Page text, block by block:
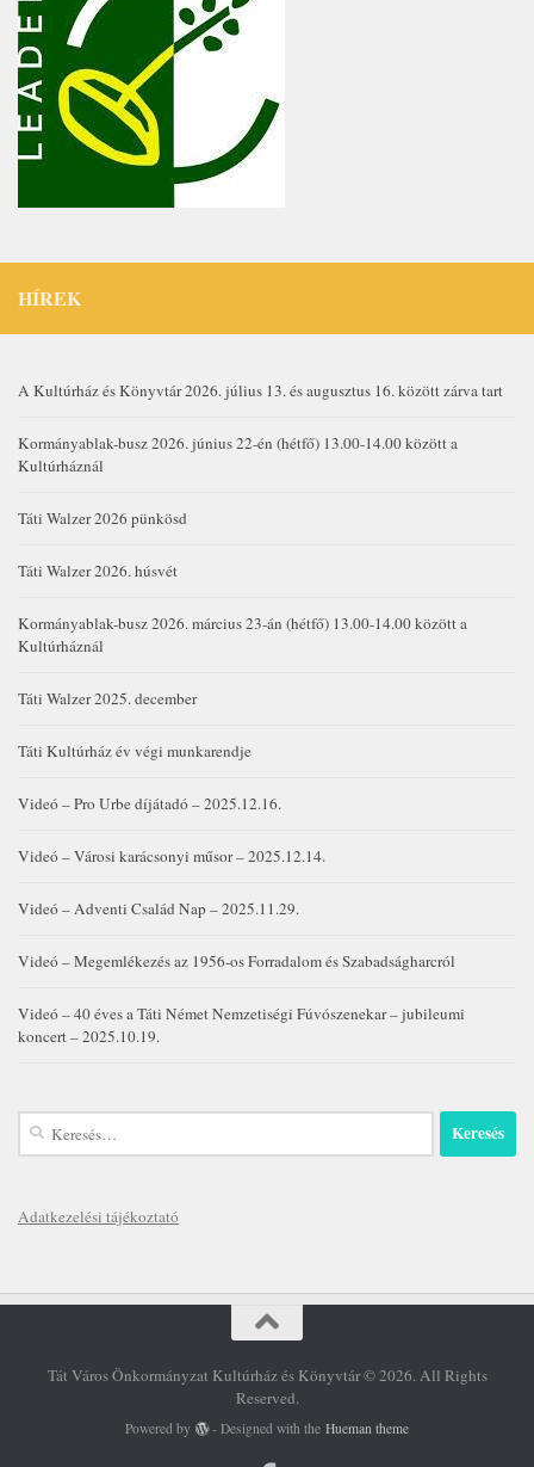
HÍREK
A Kultúrház és Könyvtár 2026. július 13. és augusztus 16. között zárva tart
Kormányablak-busz 2026. június 22-én (hétfő) 13.00-14.00 között a
Kultúrháznál
Táti Walzer 2026 pünkösd
Táti Walzer 2026. húsvét
Kormányablak-busz 2026. március 23-án (hétfő) 13.00-14.00 között a
Kultúrháznál
Táti Walzer 2025. december
Táti Kultúrház év végi munkarendje
Videó – Pro Urbe díjátadó – 2025.12.16.
Videó – Városi karácsonyi műsor – 2025.12.14.
Videó – Adventi Család Nap – 2025.11.29.
Videó – Megemlékezés az 1956-os Forradalom és Szabadságharcról
Videó – 40 éves a Táti Német Nemzetiségi Fúvószenekar – jubileumi
koncert – 2025.10.19.
Keresés:
Adatkezelési tájékoztató
Tát Város Önkormányzat Kultúrház és Könyvtár © 2026. All Rights
Reserved.
Powered by - Designed with theHueman theme